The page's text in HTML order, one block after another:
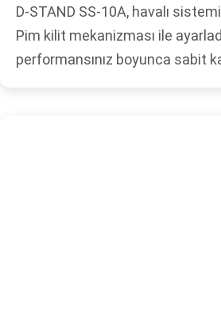
D-STAND SS-10A, havalı
Pim kilit mekanizması ile
performansınız boyunca sabit